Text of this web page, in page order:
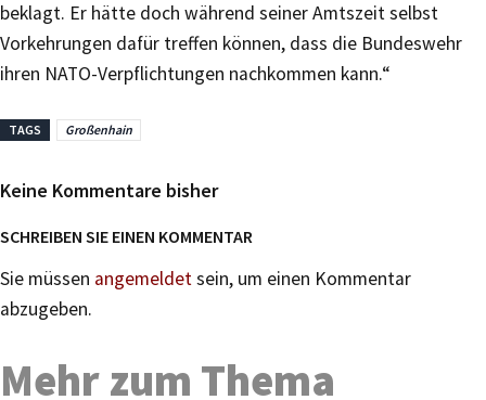
beklagt. Er hätte doch während seiner Amtszeit selbst
Vorkehrungen dafür treffen können, dass die Bundeswehr
ihren NATO-Verpflichtungen nachkommen kann.“
TAGS Großenhain
Keine Kommentare bisher
SCHREIBEN SIE EINEN KOMMENTAR
Sie müssen angemeldetsein, um einen Kommentar
abzugeben.
Mehr zum Thema